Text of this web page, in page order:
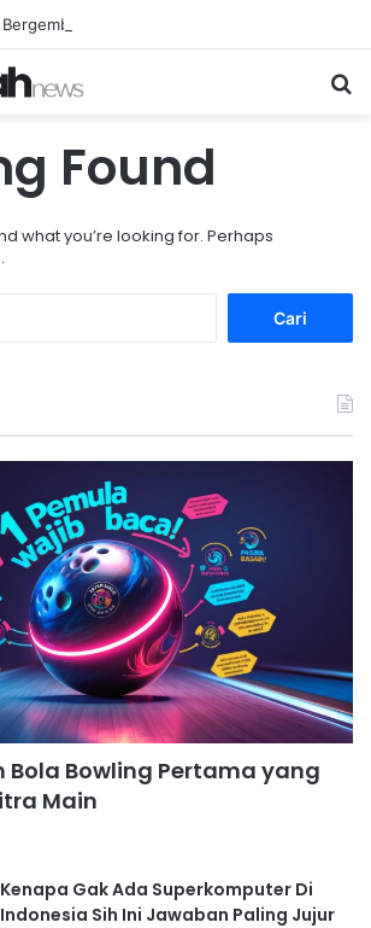
Found
what you’re looking for. Perhaps
Bola Bowling Pertama yang
Main
Kenapa Gak Ada Superkomputer Di
Indonesia Sih Ini Jawaban Paling Jujur